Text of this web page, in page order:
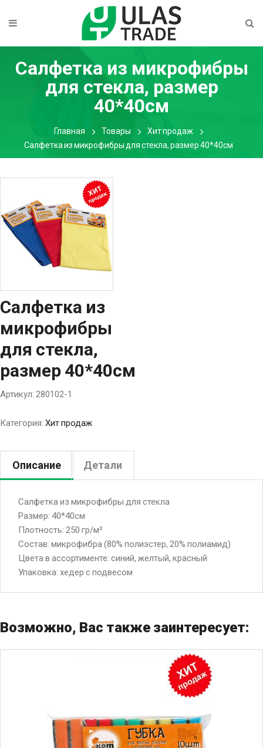
Салфетка из микрофибры
для стекла, размер
40*40см
Главная Товары
Хит продаж
Салфетка из микрофибры для стекла, размер 40*40см
Салфетка из
микрофибры
для стекла,
размер 40*40см
Артикул: 280102-1
Категория: Хит продаж
Описание Детали
Салфетка из микрофибры для стекла
Размер: 40*40см
Плотность: 250 гp/м²
Состав: микрофибра (80% полиэстер, 20% полиамид)
Цвета в ассортименте: синий, желтый, красный
Упаковка: хедер с подвесом
Возможно, Вас также заинтересует: